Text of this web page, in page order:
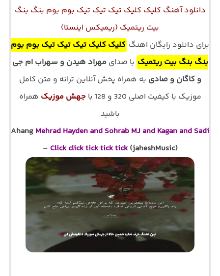
دانلود آهنگ کلیک کلیک تیک تیک تیک بوم بوم بنگ بنگ
بیت ریتمیک (ریمیکس اینستا)
برای دانلود رایگان اهنگ کلیک کلیک تیک تیک تیک بوم بوم
بنگ بنگ بیت ریتمیک با صدایمهراد هیدن و سهراب ام جی
و کاگان و صادی به همراه پخش آنلاین ترانه و متن کامل
موزیک با کیفیت اصلی 320 و 128 با
جهش موزیک همراه
باشید
Ahang Mehrad Hayden and Sohrab MJ and Kagan and Sadi
– Click click tick tick tick(jaheshMusic)